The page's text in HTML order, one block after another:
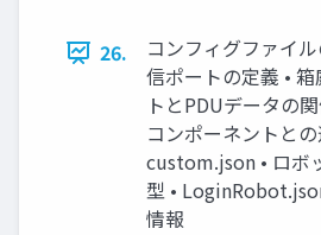
26.
コンフィグファイ
信ポートの定義 •
トとPDUデータの
コンポーネントと
custom.json • ロボ
型 •
情報